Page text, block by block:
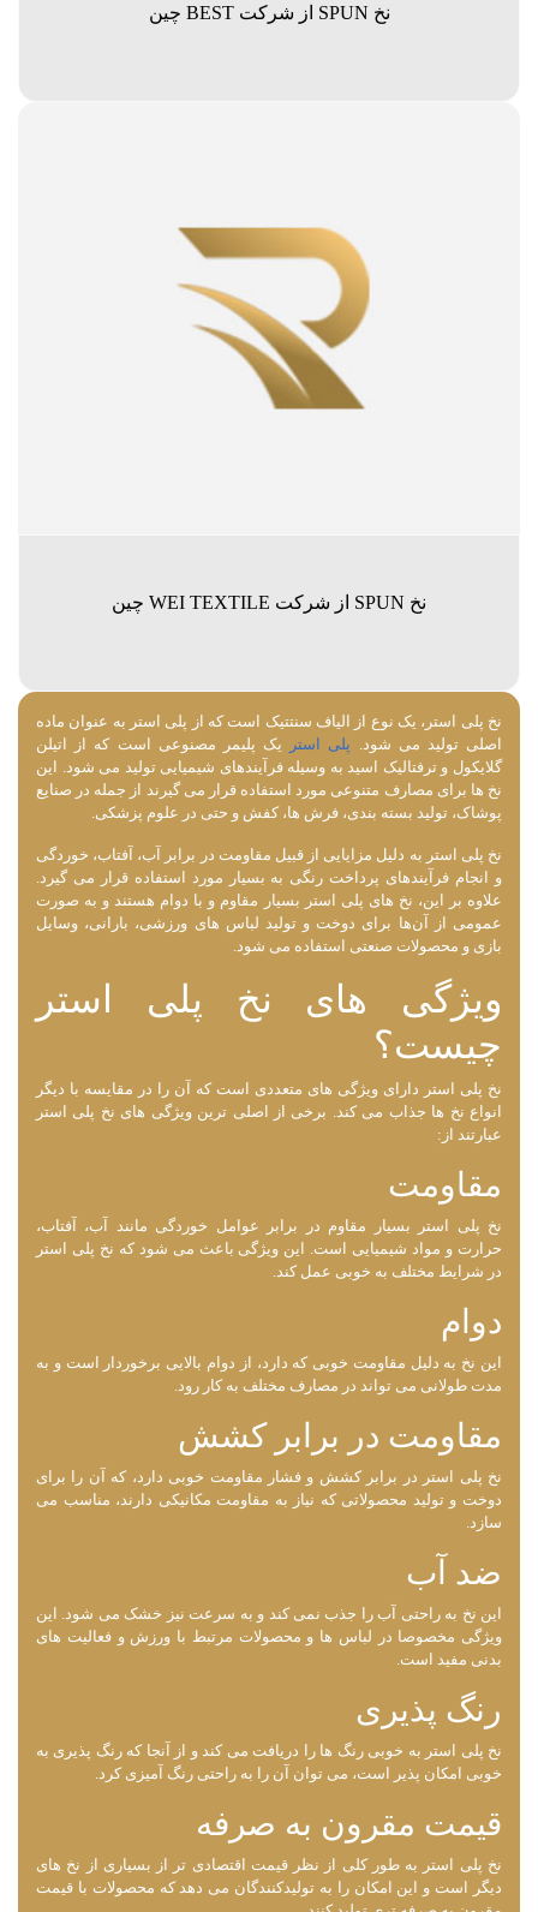
نخ SPUN از شرکت BEST چین
نخ SPUN از شرکت WEI TEXTILE چین
نخ پلی استر، یک نوع از الیاف سنتتیک است که از پلی استر به عنوان ماده
اصلی تولید می ‌شود. پلی‌ استر
یک پلیمر مصنوعی است که از اتیلن
گلایکول و ترفتالیک اسید به وسیله فرآیندهای شیمیایی تولید می ‌شود. این
نخ ‌ها برای مصارف متنوعی مورد استفاده قرار می ‌گیرند از جمله در صنایع
پوشاک، تولید بسته ‌بندی، فرش‌ ها، کفش و حتی در علوم پزشکی.
نخ پلی استر به دلیل مزایایی از قبیل مقاومت در برابر آب، آفتاب، خوردگی
و انجام فرآیندهای پرداخت رنگی به بسیار مورد استفاده قرار می گیرد.
علاوه بر این، نخ‌ های پلی استر بسیار مقاوم و با دوام هستند و به صورت
عمومی از آن‌ها برای دوخت و تولید لباس ‌های ورزشی، بارانی، وسایل
بازی و محصولات صنعتی استفاده می ‌شود.
ویژگی های نخ پلی استر
چیست؟
نخ پلی استر دارای ویژگی ‌های متعددی است که آن را در مقایسه با دیگر
انواع نخ‌ ها جذاب می ‌کند. برخی از اصلی ‌ترین ویژگی‌ های نخ پلی استر
عبارتند از:
مقاومت
نخ پلی استر بسیار مقاوم در برابر عوامل خوردگی مانند آب، آفتاب،
حرارت و مواد شیمیایی است. این ویژگی باعث می‌ شود که نخ پلی استر
در شرایط مختلف به خوبی عمل کند.
دوام
این نخ به دلیل مقاومت خوبی که دارد، از دوام بالایی برخوردار است و به
مدت طولانی می ‌تواند در مصارف مختلف به کار رود.
مقاومت در برابر کشش
نخ پلی استر در برابر کشش و فشار مقاومت خوبی دارد، که آن را برای
دوخت و تولید محصولاتی که نیاز به مقاومت مکانیکی دارند، مناسب می
‌سازد.
ضد آب
این نخ به راحتی آب را جذب نمی ‌کند و به سرعت نیز خشک می‌ شود. این
ویژگی مخصوصا در لباس‌ ها و محصولات مرتبط با ورزش و فعالیت ‌های
بدنی مفید است.
رنگ پذیری
نخ پلی استر به خوبی رنگ ‌ها را دریافت می‌ کند و از آنجا که رنگ پذیری به
خوبی امکان ‌پذیر است، می ‌توان آن را به راحتی رنگ‌ آمیزی کرد.
قیمت مقرون به صرفه
نخ پلی استر به طور کلی از نظر قیمت اقتصادی ‌تر از بسیاری از نخ‌ های
دیگر است و این امکان را به تولیدکنندگان می‌ دهد که محصولات با قیمت